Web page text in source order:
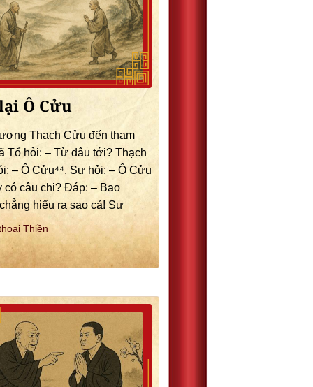
Ô Cửu
Thạch Cửu đến tham
Tổ hỏi: – Từ đâu tới? Thạch
– Ô Cửu⁴⁴. Sư hỏi: – Ô Cửu
có câu chi? Đáp: – Bao
hiểu ra sao cả! Sư
Thiền